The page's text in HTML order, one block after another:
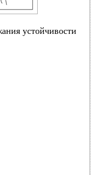
устойчивости